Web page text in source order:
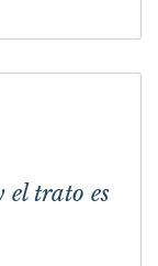
el trato es